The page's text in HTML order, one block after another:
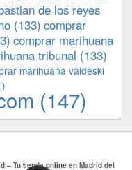
de los reyes
(133) comprar
comprar marihuana
tribunal (133)
marihuana valdeski
(147)
– Tu tienda online en Madrid del